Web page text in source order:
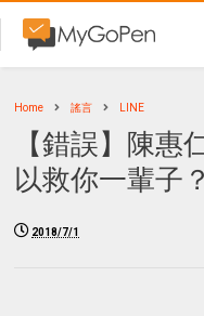
Home 謠言 LINE
【錯誤】陳惠
以救你一輩子
2018/7/1